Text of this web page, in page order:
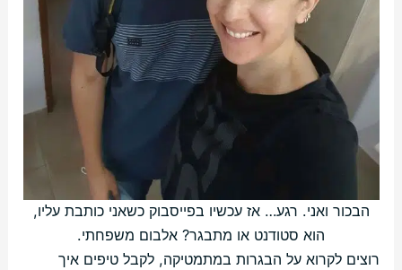
הבכור ואני. רגע… אז עכשיו בפייסבוק כשאני כותבת עליו,
הוא סטודנט או מתבגר? אלבום משפחתי.
רוצים לקרוא על הבגרות במתמטיקה, לקבל טיפים איך